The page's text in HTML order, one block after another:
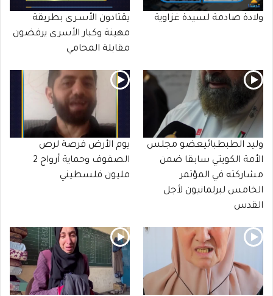
ولادة صادمة لسيدة غزاوية
يقتادون الأسـرى بطريقة
مهينة وكبار الأسرى يرفضون
مقابلة المحامي
وليد الطبطبائيعضو مجلس
الأمة الكويتي سابقا ضمن
مشاركته في المؤتمر
الخامس لبرلمانيون لأجل
القدس
يوم الأرض فرصة لرص
الصفوف وحماية أرواح 2
مليون فلسطيني